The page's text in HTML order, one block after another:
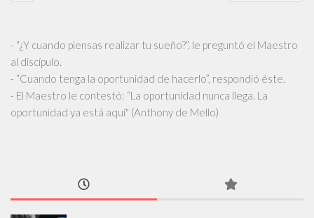
- “¿Y cuando piensas realizar tu sueño?”, le preguntó el Maestro
al discípulo.
- “Cuando tenga la oportunidad de hacerlo”, respondió éste.
- El Maestro le contestó: “La oportunidad nunca llega. La
oportunidad ya está aquí" (Anthony de Mello)